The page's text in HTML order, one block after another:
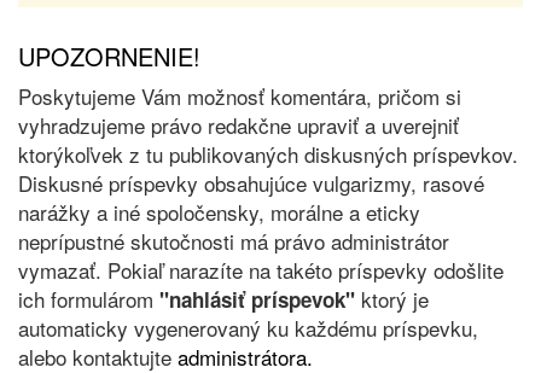
UPOZORNENIE!
Poskytujeme Vám možnosť komentára, pričom si
vyhradzujeme právo redakčne upraviť a uverejniť
ktorýkoľvek z tu publikovaných diskusných príspevkov.
Diskusné príspevky obsahujúce vulgarizmy, rasové
narážky a iné spoločensky, morálne a eticky
neprípustné skutočnosti má právo administrátor
vymazať. Pokiaľ narazíte na takéto príspevky odošlite
ich formulárom "nahlásiť príspevok" ktorý je
automaticky vygenerovaný ku každému príspevku,
alebo kontaktujte administrátora.